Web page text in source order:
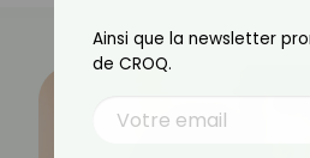
Ainsi que la newsletter
de CROQ.